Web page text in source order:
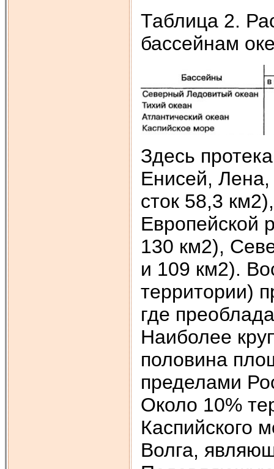
Таблица 2.
бассейнам
Здесь
Енисей,
сток 58,3
Европейской
130 км2),
и 109 км2).
территории)
где
Наиболее
половина
пределами
Около 10%
Каспийского
Волга,